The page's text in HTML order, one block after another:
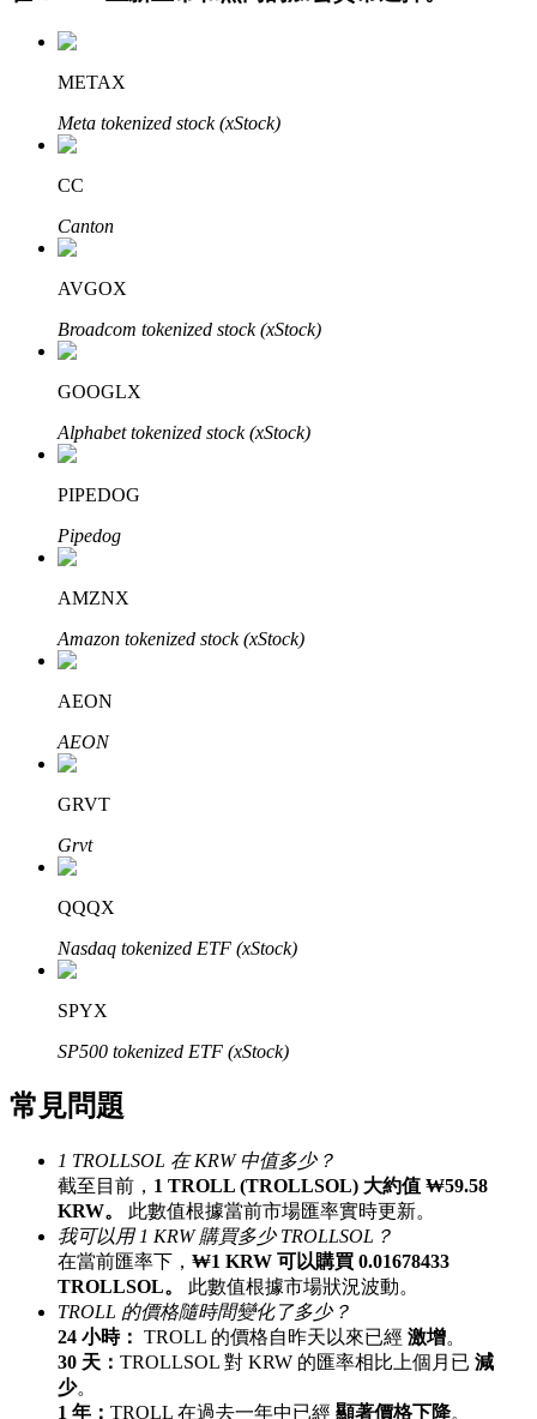
定投理财
了解如何賺取穩定收入
Bitrue AI
合夥人計劃
Bitrue渠道合伙人
最高達65%佣金！
邀请好友
邀請朋友獲得現金獎勵
METAX
Meta tokenized stock (xStock)
CC
Canton
AVGOX
Broadcom tokenized stock (xStock)
GOOGLX
Alphabet tokenized stock (xStock)
PIPEDOG
Pipedog
AMZNX
Amazon tokenized stock (xStock)
AEON
AEON
GRVT
Grvt
QQQX
Nasdaq tokenized ETF (xStock)
SPYX
SP500 tokenized ETF (xStock)
常見問題
1 TROLLSOL 在 KRW 中值多少？
截至目前， 1 TROLL (TROLLSOL) 大約值 ₩59.58
KRW。
此數值根據當前市場匯率實時更新。
我可以用 1 KRW 購買多少 TROLLSOL？
在當前匯率下， ₩1 KRW 可以購買 0.01678433
TROLLSOL。
此數值根據市場狀況波動。
TROLL 的價格隨時間變化了多少？
24 小時： TROLL 的價格自昨天以來已經 激增。
30 天： TROLLSOL 對 KRW 的匯率相比上個月已 減
少。
1 年： TROLL 在過去一年中已經 顯著價格下降。